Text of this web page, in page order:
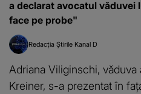
a declarat avocatul văduvei
face pe probe"
Redacția Știrile Kanal D
Adriana Viliginschi,
Kreiner, s-a prezentat în